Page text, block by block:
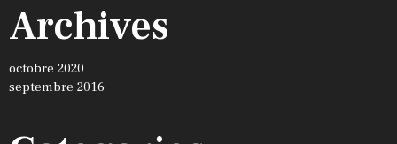
Archives
octobre 2020
septembre 2016